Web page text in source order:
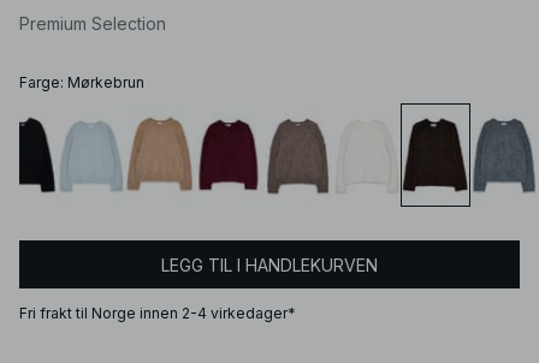
Premium Selection
Farge: Mørkebrun
LEGG TIL I HANDLEKURVEN
Fri frakt til Norge innen 2-4 virkedager*